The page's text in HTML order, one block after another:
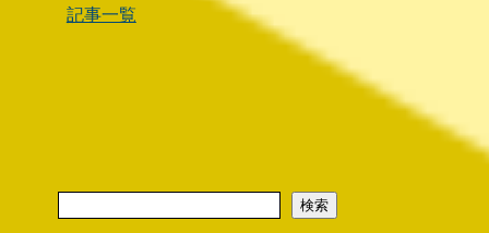
記事一覧
検索